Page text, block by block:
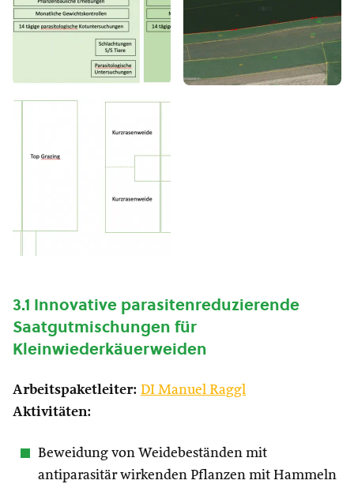
3.1 Innovative parasitenreduzierende
Saatgutmischungen für
Kleinwiederkäuerweiden
Arbeitspaketleiter: DI Manuel Raggl
Aktivitäten:
Beweidung von Weidebeständen mit
antiparasitär wirkenden Pflanzen mit Hammeln